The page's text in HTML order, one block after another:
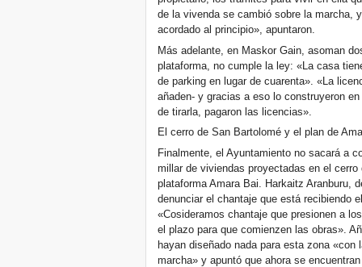
de la vivenda se cambió sobre la marcha,
acordado al principio», apuntaron.
Más adelante, en Maskor Gain, asoman
plataforma, no cumple la ley: «La casa
de parking en lugar de cuarenta». «La
añaden- y gracias a eso lo construyeron
de tirarla, pagaron las licencias».
El cerro de San Bartolomé y el plan de
Finalmente, el Ayuntamiento no sacará a
millar de viviendas proyectadas en el
plataforma Amara Bai. Harkaitz Aranburu,
denunciar el chantaje que está recibiendo
«Cosideramos chantaje que presionen a
el plazo para que comienzen las obras».
hayan diseñado nada para esta zona
marcha» y apuntó que ahora se